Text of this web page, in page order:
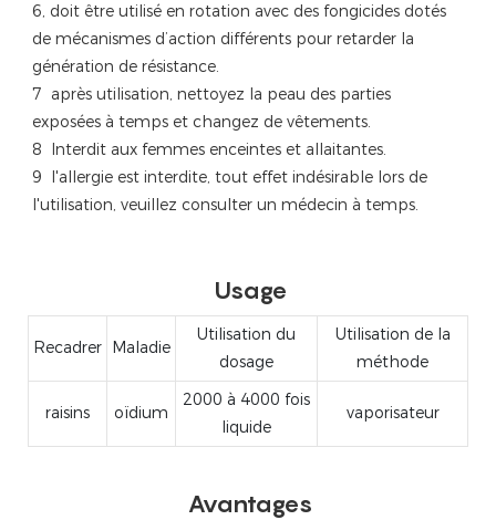
6, doit être utilisé en rotation avec des fongicides dotés
de mécanismes d’action différents pour retarder la
génération de résistance.
7 après utilisation, nettoyez la peau des parties
exposées à temps et changez de vêtements.
8 Interdit aux femmes enceintes et allaitantes.
9 l'allergie est interdite, tout effet indésirable lors de
l'utilisation, veuillez consulter un médecin à temps.
Usage
Recadrer Maladie
Utilisation du
dosage
Utilisation de la
méthode
raisins oïdium
2000 à 4000 fois
liquide
vaporisateur
Avantages